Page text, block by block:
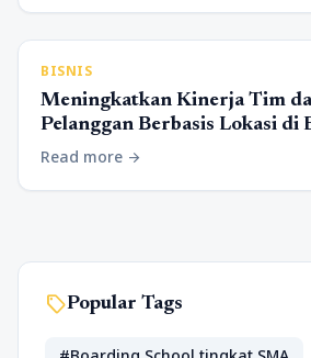
BISNIS
Meningkatkan Kinerja Tim
Pelanggan Berbasis Lokasi di
Read more arrow_forward
sellPopular Tags